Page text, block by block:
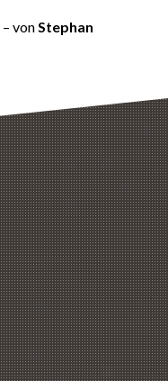
– von Stephan